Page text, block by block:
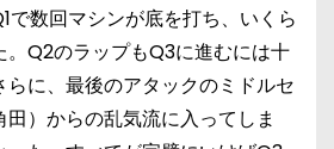
で数回マシンが底を打ち、いくら
。Q2のラップもQ3に進むには十
に、最後のアタックのミドルセ
）からの乱気流に入ってしま